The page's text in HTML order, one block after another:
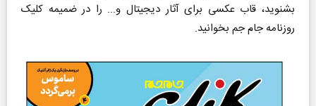
بشنوید، قاب عکسی برای آثار دیجیتال و... را در ضمیمه کلیک
روزنامه جام جم بخوانید.